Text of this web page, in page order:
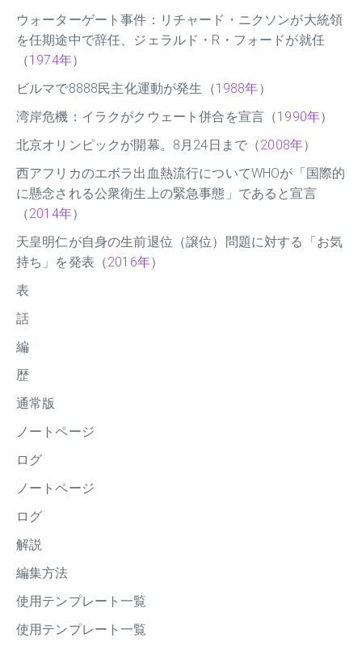
ウォーターゲート事件：リチャード・ニクソンが大統領
を任期途中で辞任、ジェラルド・R・フォードが就任
（1974年）
ビルマで8888民主化運動が発生（1988年）
湾岸危機：イラクがクウェート併合を宣言（1990年）
北京オリンピックが開幕。8月24日まで（2008年）
西アフリカのエボラ出血熱流行についてWHOが「国際的
に懸念される公衆衛生上の緊急事態」であると宣言
（2014年）
天皇明仁が自身の生前退位（譲位）問題に対する「お気
持ち」を発表（2016年）
表
話
編
歴
通常版
ノートページ
ログ
ノートページ
ログ
解説
編集方法
使用テンプレート一覧
使用テンプレート一覧